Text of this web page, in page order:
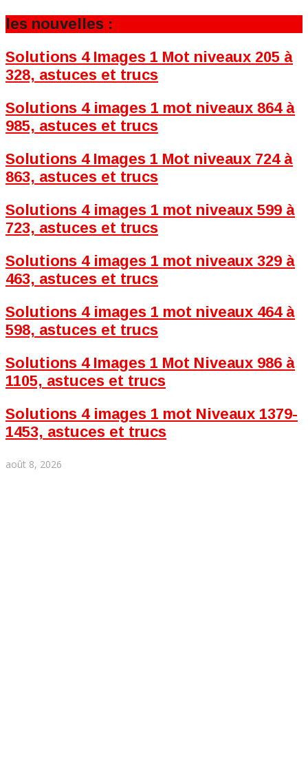
les nouvelles :
Solutions 4 Images 1 Mot niveaux 205 à
328, astuces et trucs
Solutions 4 images 1 mot niveaux 864 à
985, astuces et trucs
Solutions 4 Images 1 Mot niveaux 724 à
863, astuces et trucs
Solutions 4 images 1 mot niveaux 599 à
723, astuces et trucs
Solutions 4 images 1 mot niveaux 329 à
463, astuces et trucs
Solutions 4 images 1 mot niveaux 464 à
598, astuces et trucs
Solutions 4 Images 1 Mot Niveaux 986 à
1105, astuces et trucs
Solutions 4 images 1 mot Niveaux 1379-
1453, astuces et trucs
août 8, 2026